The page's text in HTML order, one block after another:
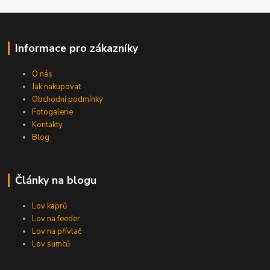
Informace pro zákazníky
O nás
Jak nakupovat
Obchodní podmínky
Fotogalerie
Kontakty
Blog
Články na blogu
Lov kaprů
Lov na feeder
Lov na přívlač
Lov sumců